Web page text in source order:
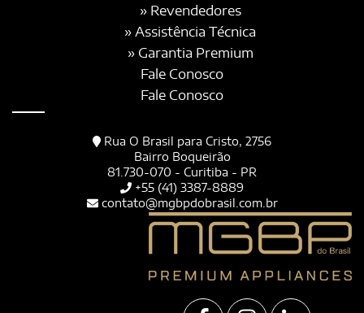
» Revendedores
» Assistência Técnica
» Garantia Premium
Fale Conosco
Fale Conosco
Rua O Brasil para Cristo, 2756
Bairro Boqueirão
81.730-070 - Curitiba - PR
+55 (41) 3387-8889
contato@mgbpdobrasil.com.br